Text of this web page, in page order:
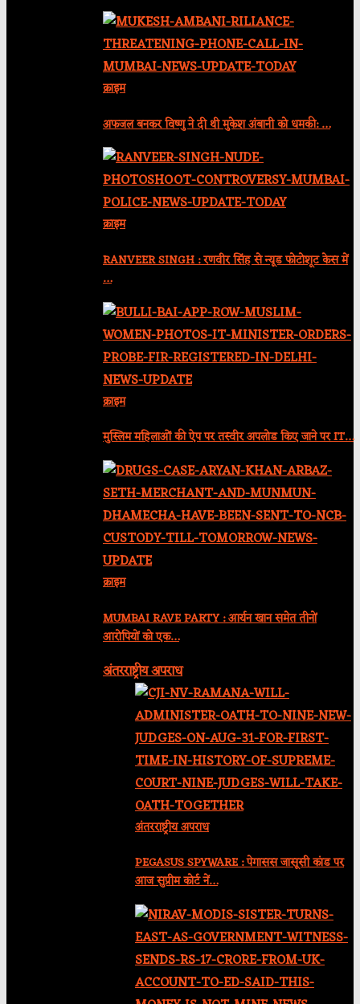
क्राइम
अफजल बनकर विष्णु ने दी थी मुकेश अंबानी को धमकी: …
क्राइम
RANVEER SINGH : रणवीर सिंह से न्यूड फोटोशूट केस में
…
क्राइम
मुस्लिम महिलाओं की ऐप पर तस्वीर अपलोड किए जाने पर IT…
क्राइम
MUMBAI RAVE PARTY : आर्यन खान समेत तीनों
आरोपियों को एक…
अंतरराष्ट्रीय अपराध
अंतरराष्ट्रीय अपराध
PEGASUS SPYWARE : पेगासस जासूसी कांड पर
आज सुप्रीम कोर्ट नें…